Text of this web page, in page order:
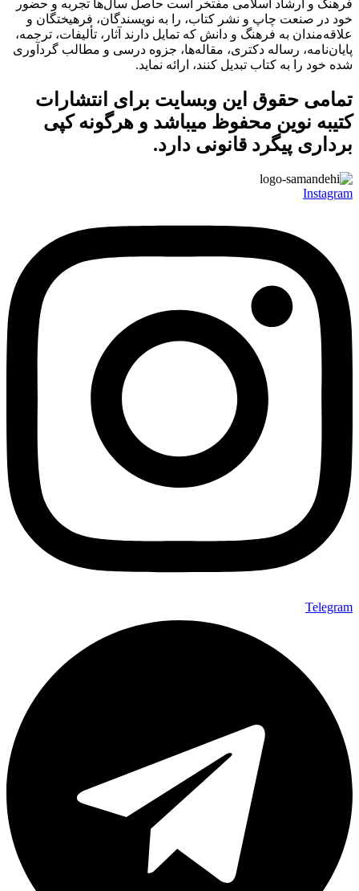
فرهنگ و ارشاد اسلامی مفتخر است حاصل سال‌ها تجربه و حضور
خود در صنعت چاپ و نشر کتاب، را به نویسندگان، فرهیختگان و
علاقه‌مندان به فرهنگ و دانش که تمایل دارند آثار، تألیفات، ترجمه،
پایان‌نامه، رساله دکتری، مقاله‌ها، جزوه درسی و مطالب گردآوری
شده خود را به کتاب تبدیل کنند، ارائه نماید.
تمامی حقوق این وبسایت برای انتشارات
کتیبه نوین محفوظ میباشد و هرگونه کپی
برداری پیگرد قانونی دارد.
Instagram
Telegram